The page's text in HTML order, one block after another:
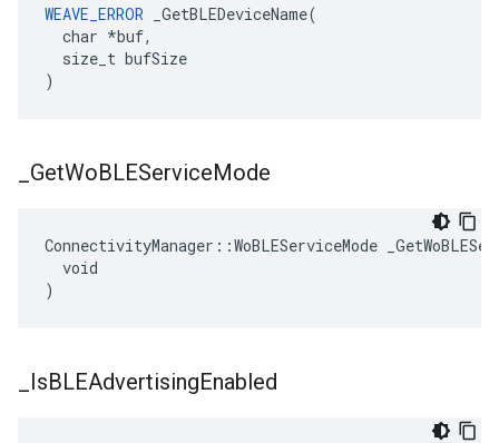
WEAVE_ERROR _GetBLEDeviceName(
  char *buf,
  size_t bufSize
)
GetWoBLEServiceMode
ConnectivityManager::WoBLEServiceMode
  void
)
IsBLEAdvertisingEnabled